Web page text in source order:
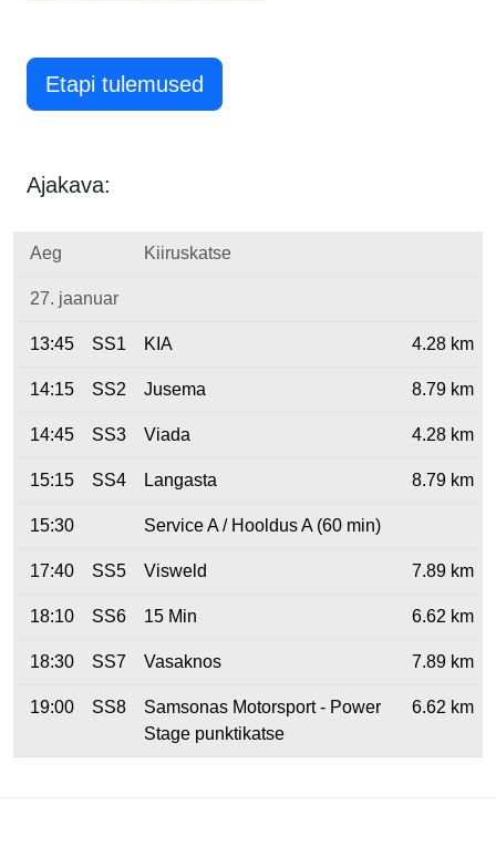
Etapi tulemused
Ajakava:
Aeg Kiiruskatse
27. jaanuar
13:45 SS1 KIA 4.28 km
14:15 SS2 Jusema 8.79 km
14:45 SS3 Viada 4.28 km
15:15 SS4 Langasta 8.79 km
15:30 Service A / Hooldus A (60 min)
17:40 SS5 Visweld 7.89 km
18:10 SS6 15 Min 6.62 km
18:30 SS7 Vasaknos 7.89 km
19:00 SS8
Samsonas Motorsport - Power
Stage punktikatse
6.62 km